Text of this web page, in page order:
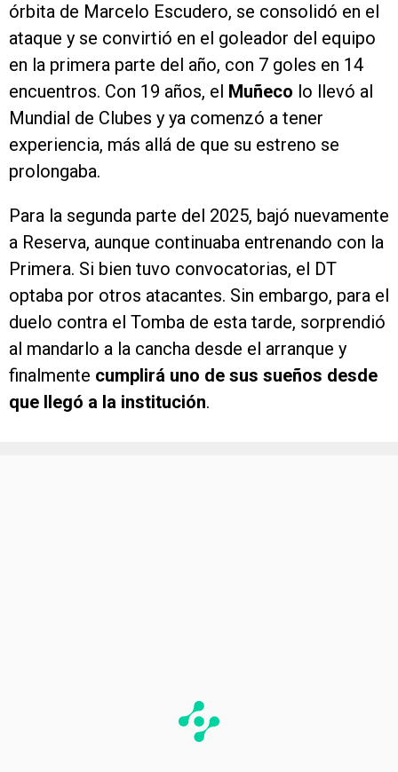
órbita de Marcelo Escudero, se consolidó en el
ataque y se convirtió en el goleador del equipo
en la primera parte del año, con 7 goles en 14
encuentros. Con 19 años, el Muñeco lo llevó al
Mundial de Clubes y ya comenzó a tener
experiencia, más allá de que su estreno se
prolongaba.
Para la segunda parte del 2025, bajó nuevamente
a Reserva, aunque continuaba entrenando con la
Primera. Si bien tuvo convocatorias, el DT
optaba por otros atacantes. Sin embargo, para el
duelo contra el Tomba de esta tarde, sorprendió
al mandarlo a la cancha desde el arranque y
finalmente cumplirá uno de sus sueños desde
que llegó a la institución.